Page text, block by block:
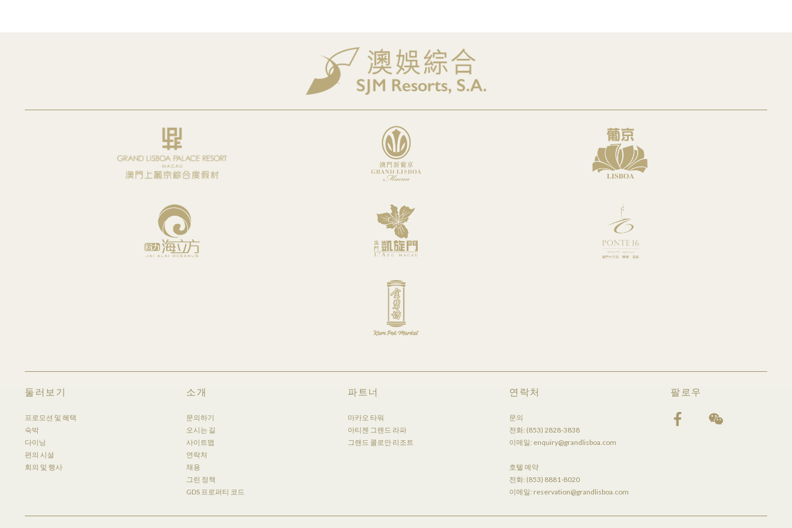
New
GL
Footer
둘러보기
프로모션 및 혜택
숙박
다이닝
편의 시설
회의 및 행사
소개
문의하기
오시는 길
사이트맵
연락처
채용
그린 정책
GDS 프로퍼티 코드
파트너
마카오 타워
아티젠 그랜드 라파
그랜드 콜로안 리조트
연락처
문의
전화: (853) 2828-3838
이메일: enquiry@grandlisboa.com
호텔 예약
전화: (853) 8881-8020
이메일: reservation@grandlisboa.com
팔로우